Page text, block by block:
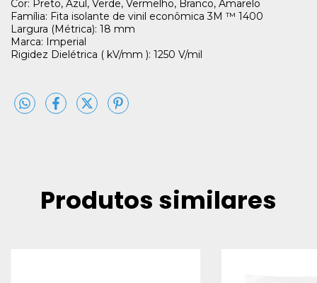
Cor: Preto, Azul, Verde, Vermelho, Branco, Amarelo
Família: Fita isolante de vinil econômica 3M ™ 1400
Largura (Métrica): 18 mm
Marca: Imperial
Rigidez Dielétrica ( kV/mm ): 1250 V/mil
Produtos similares